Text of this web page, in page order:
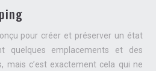
pour créer et préserver un état
quelques emplacements et des
mais c’est exactement cela qui ne